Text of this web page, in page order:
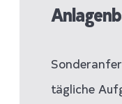
tägliche